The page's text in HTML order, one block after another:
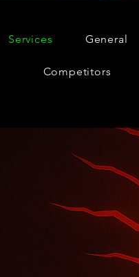
Services General
Competitors